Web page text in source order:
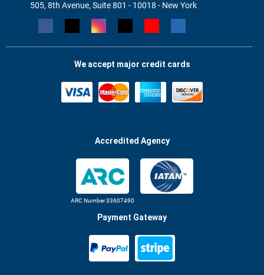
505, 8th Avenue, Suite 801 - 10018 - New York
We accept major credit cards
Accredited Agency
ARC Number 33607490
Payment Gateway